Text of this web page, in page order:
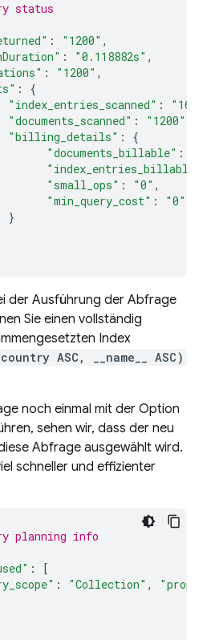
status
: "1200" ,
: "0.118882s" ,
: "1200" ,
:
{
"index_entries_scanned" : "16500"
"documents_scanned" :
"1200"
"billing_details" :
{
"documents_billable" :
"index_entries_billable"
"small_ops" : "0" ,
"min_query_cost" : "0"
}
der Ausführung der Abfrage
Sie einen vollständig
Index
ASC, __name__ ASC)
noch einmal mit der Option
sehen wir, dass der neu
Abfrage ausgewählt wird.
schneller und effizienter
planning info
:
[
: "Collection" ,